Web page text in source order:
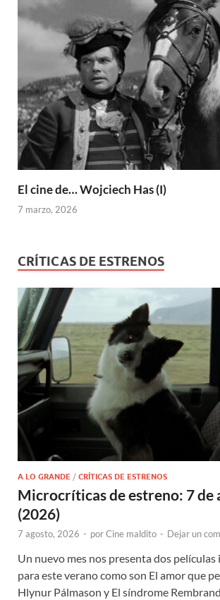
El cine de… Wojciech Has (I)
7 marzo, 2026
CRÍTICAS DE ESTRENOS
A LO GRANDE / CRÍTICAS DE ESTRENOS
Microcríticas de estreno: 7 de
(2026)
7 agosto, 2026 - porCine maldito - Dejar un
Un nuevo mes nos presenta dos
para este verano como son El amor que
Hlynur Pálmason y El síndrome